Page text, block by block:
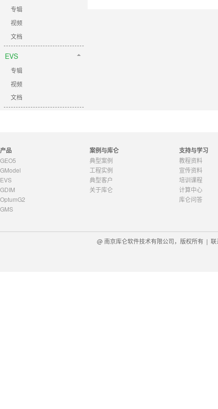
专辑
视频
文档
EVS
专辑
视频
文档
产品
GEO5
GModel
EVS
GDIM
OptumG2
GMS
案例与库仑
典型案例
工程实例
典型客户
关于库仑
支持与学习
教程资料
宣传资料
培训课程
计算中心
库仑问答
@ 南京库仑软件技术有限公司，版权所有 | 联